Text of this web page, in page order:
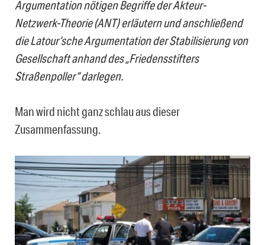
Argumentation nötigen Begriffe der Akteur-
Netzwerk-Theorie (ANT) erläutern und anschließend
die Latour’sche Argumentation der Stabilisierung von
Gesellschaft anhand des „Friedensstifters
Straßenpoller“ darlegen.
Man wird nicht ganz schlau aus dieser
Zusammenfassung.